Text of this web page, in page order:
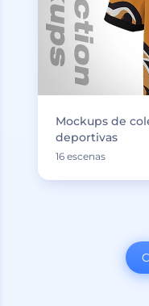
Mockups de
deportivas
16 escenas